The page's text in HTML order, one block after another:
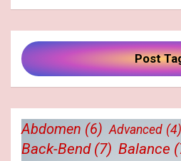
Post
Abdomen (6) Advanced (4)
Back-Bend (7) Balance